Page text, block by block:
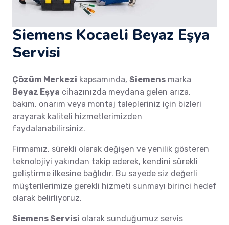
Siemens Kocaeli Beyaz Eşya
Servisi
Çözüm Merkezi kapsamında, Siemens marka
Beyaz Eşya cihazınızda meydana gelen arıza,
bakım, onarım veya montaj talepleriniz için bizleri
arayarak kaliteli hizmetlerimizden
faydalanabilirsiniz.
Firmamız, sürekli olarak değişen ve yenilik gösteren
teknolojiyi yakından takip ederek, kendini sürekli
geliştirme ilkesine bağlıdır. Bu sayede siz değerli
müşterilerimize gerekli hizmeti sunmayı birinci hedef
olarak belirliyoruz.
Siemens Servisi olarak sunduğumuz servis